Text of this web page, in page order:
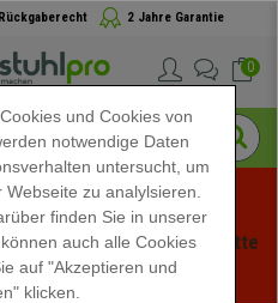
2 Jahre Garantie
0
Exklusive Rabatte
Aktion ansehen -
und Cookies von
notwendige Daten
untersucht, um
zu analylsieren.
finden Sie in unserer
können auch alle Cookies
auf "Akzeptieren und
klicken.